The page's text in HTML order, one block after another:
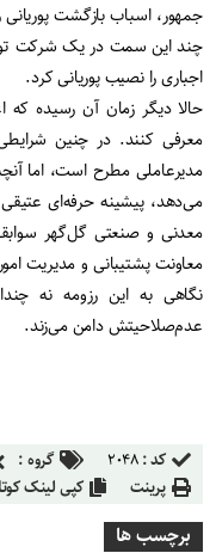
جمهور، اسباب بازگشت
چند این سمت در یک شرکت
اجباری را نصیب پوریانی کرد.
حالا دیگر زمان آن رسیده که
معرفی کنند. در چنین
مدیرعاملی مطرح است، اما
می‌دهد، پیشینه حرفه‌ای
معدنی و صنعتی گل‌گهر
معاونت پشتیبانی و مدیریت
نگاهی به این رزومه نه
عدم‌صلاحیتش دامن می‌زند.
کد :۲۰۴۸ گروه :
پرینت
کپی لینک
برچسب ها